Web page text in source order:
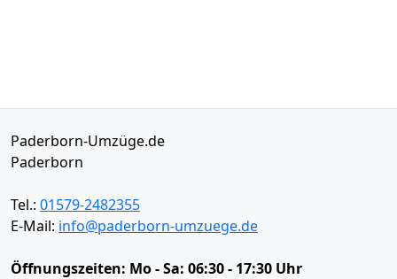
Paderborn-Umzüge.de
Paderborn
Tel.: 01579-2482355
E-Mail: info@paderborn-umzuege.de
Öffnungszeiten: Mo - Sa: 06:30 - 17:30 Uhr